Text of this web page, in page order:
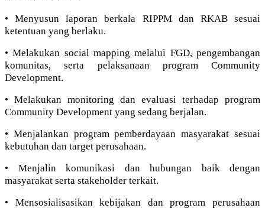
• Menyusun laporan berkala RIPPM dan RKAB sesuai
ketentuan yang berlaku.
• Melakukan social mapping melalui FGD, pengembangan
komunitas, serta pelaksanaan program Community
Development.
• Melakukan monitoring dan evaluasi terhadap program
Community Development yang sedang berjalan.
• Menjalankan program pemberdayaan masyarakat sesuai
kebutuhan dan target perusahaan.
• Menjalin komunikasi dan hubungan baik dengan
masyarakat serta stakeholder terkait.
• Mensosialisasikan kebijakan dan program perusahaan